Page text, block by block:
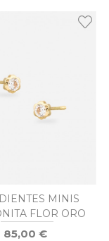
MINIS
FLOR ORO
85,00 €